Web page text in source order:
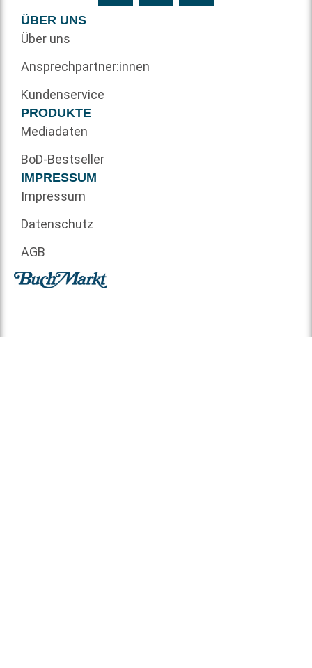
ÜBER UNS
Über uns
Ansprechpartner:innen
Kundenservice
PRODUKTE
Mediadaten
BoD-Bestseller
IMPRESSUM
Impressum
Datenschutz
AGB